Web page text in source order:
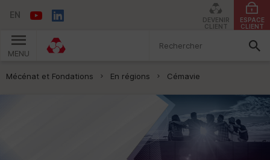
EN
DEVENIR
CLIENT
ESPACE
CLIENT
MENU
Vous êtes ici:
Mécénat et Fondations En régions Cémavie